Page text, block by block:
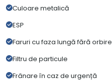
Culoare metalică
ESP
Faruri cu faza lungă fără orbire
Filtru de particule
Frânare în caz de urgență